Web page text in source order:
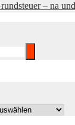
– na